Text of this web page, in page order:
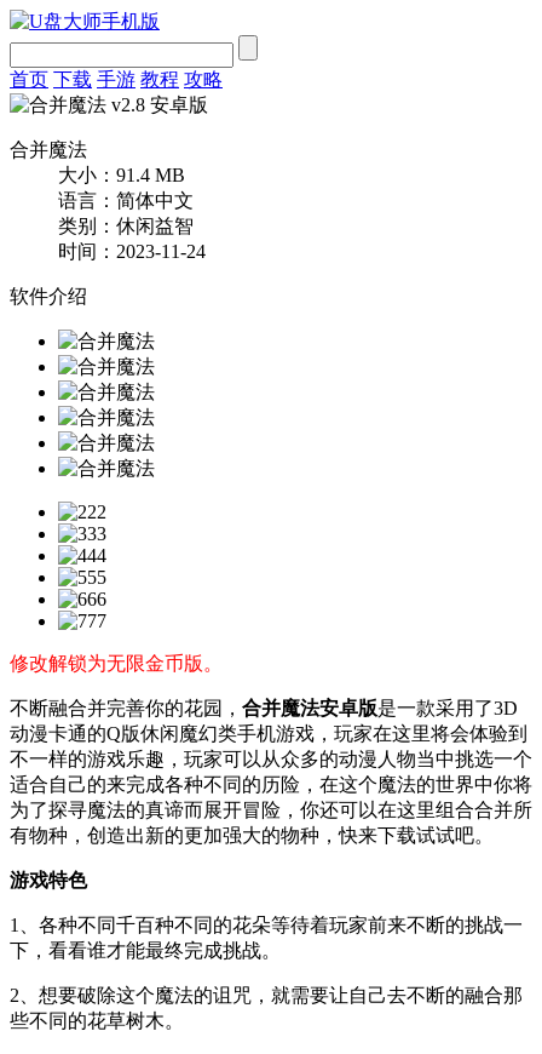
首页 下载 手游 教程 攻略
合并魔法
大小：91.4 MB
语言：简体中文
类别：休闲益智
时间：2023-11-24
软件介绍
修改解锁为无限金币版。
不断融合并完善你的花园， 合并魔法安卓版是一款采用了3D
动漫卡通的Q版休闲魔幻类手机游戏，玩家在这里将会体验到
不一样的游戏乐趣，玩家可以从众多的动漫人物当中挑选一个
适合自己的来完成各种不同的历险，在这个魔法的世界中你将
为了探寻魔法的真谛而展开冒险，你还可以在这里组合合并所
有物种，创造出新的更加强大的物种，快来下载试试吧。
游戏特色
1、各种不同千百种不同的花朵等待着玩家前来不断的挑战一
下，看看谁才能最终完成挑战。
2、想要破除这个魔法的诅咒，就需要让自己去不断的融合那
些不同的花草树木。